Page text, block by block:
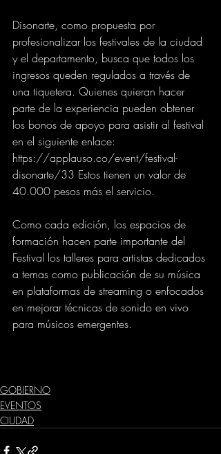
Disonarte, como propuesta por
profesionalizar los festivales de la ciudad
y el departamento, busca que todos los
ingresos queden regulados a través de
una tiquetera. Quienes quieran hacer
parte de la experiencia pueden obtener
los bonos de apoyo para asistir al festival
en el siguiente enlace:
https://applauso.co/event/festival-
disonarte/33 Estos tienen un valor de
40.000 pesos más el servicio.
Como cada edición, los espacios de
formación hacen parte importante del
Festival los talleres para artistas dedicados
a temas como publicación de su música
en plataformas de streaming o enfocados
en mejorar técnicas de sonido en vivo
para músicos emergentes.
GOBIERNO
EVENTOS
CIUDAD